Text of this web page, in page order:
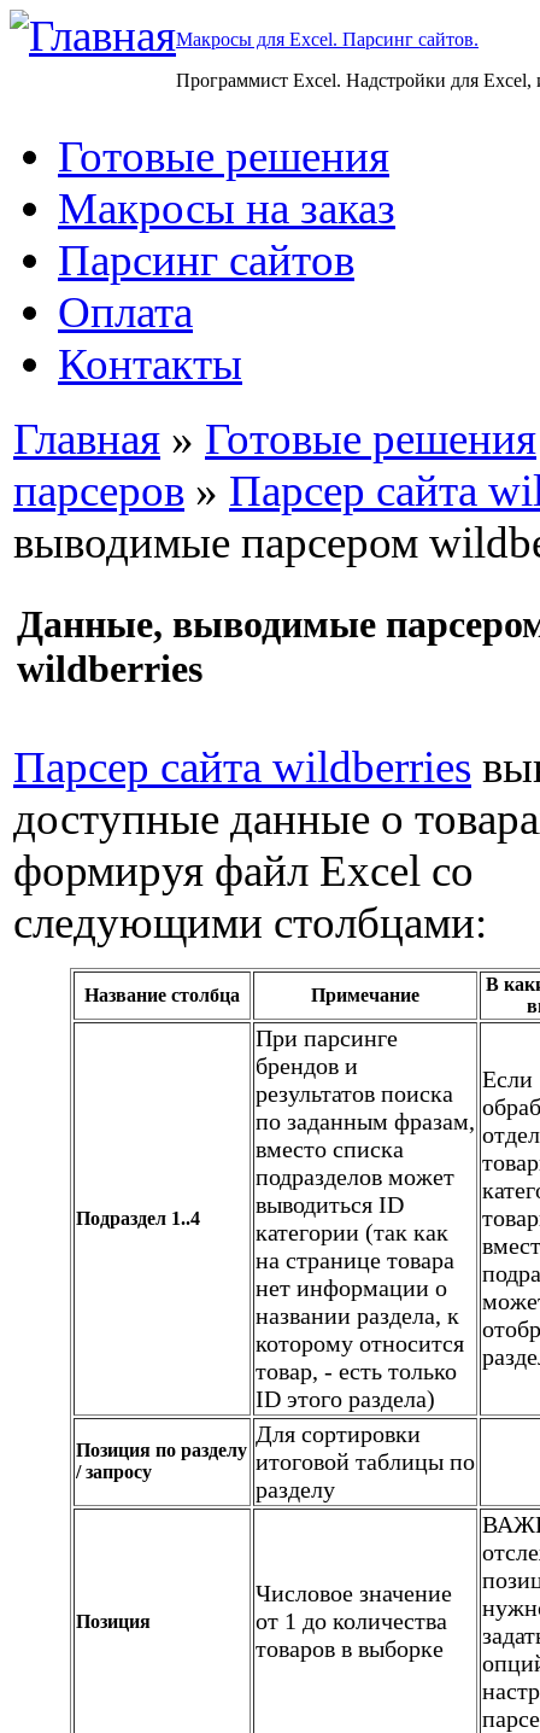
Макросы для Excel. Парсинг сайтов.
Программист Excel. Надстройки для Excel,
Готовые решения
Макросы на заказ
Парсинг сайтов
Оплата
Контакты
Главная » Готовые решения
парсеров » Парсер сайта
выводимые парсером
Данные, выводимые
wildberries
Парсер сайта wildberries
доступные данные о
формируя файл Excel со
следующими столбцами:
Название столбца Примечание
В
Подраздел 1..4
При парсинге
брендов и
результатов поиска
по заданным фразам,
вместо списка
подразделов может
выводиться ID
категории (так как
на странице товара
нет информации о
названии раздела, к
которому относится
товар, - есть только
ID этого раздела)
Если
Позиция по разделу
/ запросу
Для сортировки
итоговой таблицы по
разделу
Позиция
Числовое значение
от 1 до количества
товаров в выборке